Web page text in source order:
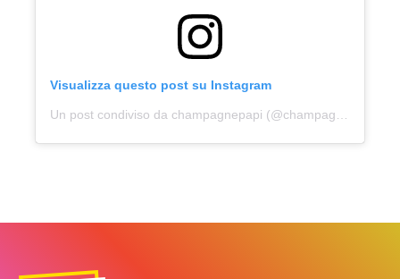
Visualizza questo post su Instagram
Un post condiviso da champagnepapi (@champagnepapi)